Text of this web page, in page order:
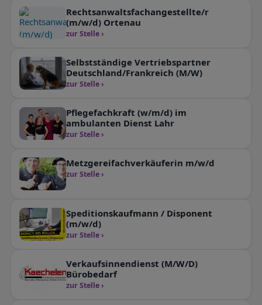
Rechtsanwaltsfachangestellte/r
(m/w/d) Ortenau
zur Stelle ›
Selbstständige Vertriebspartner
Deutschland/Frankreich (M/W)
zur Stelle ›
Pflegefachkraft (w/m/d) im
ambulanten Dienst Lahr
zur Stelle ›
Metzgereifachverkäuferin m/w/d
zur Stelle ›
Speditionskaufmann / Disponent
(m/w/d)
zur Stelle ›
Verkaufsinnendienst (M/W/D)
Bürobedarf
zur Stelle ›